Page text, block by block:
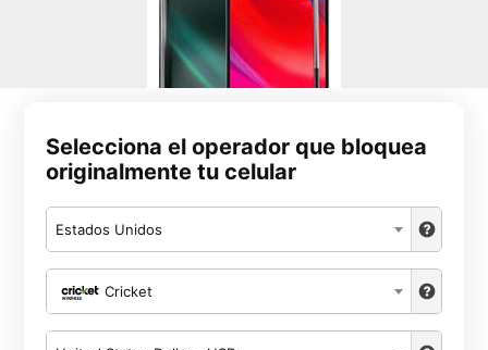
Selecciona el operador que bloquea
originalmente tu celular
Estados Unidos
Cricket